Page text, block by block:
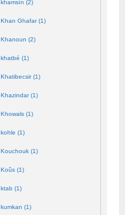
khamsín (2)
Khan Ghafar (1)
Khanoun (2)
khatbé (1)
Khatibecsir (1)
Khazindar (1)
Khowals (1)
kohle (1)
Kouchouk (1)
Koûs (1)
ktab (1)
kumkan (1)